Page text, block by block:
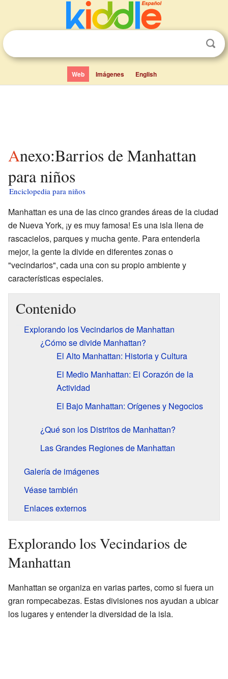
Web Imágenes English
Anexo:Barrios de Manhattan
para niños
Enciclopedia para niños
Manhattan es una de las cinco grandes áreas de la ciudad
de Nueva York, ¡y es muy famosa! Es una isla llena de
rascacielos, parques y mucha gente. Para entenderla
mejor, la gente la divide en diferentes zonas o
"vecindarios", cada una con su propio ambiente y
características especiales.
Contenido
Explorando los Vecindarios de Manhattan
¿Cómo se divide Manhattan?
El Alto Manhattan: Historia y Cultura
El Medio Manhattan: El Corazón de la
Actividad
El Bajo Manhattan: Orígenes y Negocios
¿Qué son los Distritos de Manhattan?
Las Grandes Regiones de Manhattan
Galería de imágenes
Véase también
Enlaces externos
Explorando los Vecindarios de
Manhattan
Manhattan se organiza en varias partes, como si fuera un
gran rompecabezas. Estas divisiones nos ayudan a ubicar
los lugares y entender la diversidad de la isla.